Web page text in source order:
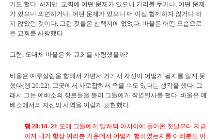
기도 했다. 하지만, 교회에 어떤 문제가 있으니 거리를 두거나, 어떤 문제
가 있으니 외면하거나, 어떤 문제가 있으니 더 이상 함께하지 않거나 하
지 않았던 것이다. 그런 것들은 선택지에 없었다. 바울은 어떤 모습으로
든 교회를 사랑했다.
그럼, 도대체 바울은 왜 교회를 사랑했을까?
바울은 예루살렘을 향해서 가면서 거기서 자신이 어떻게 될지를 알지 못
했다(행 20:22). 그곳에서 사로잡혀서 죽을 수도 있다는 생각을 했다. 그
래서 그는 에베소의 장로들을 불러 그들에게 작별인사를 했다. 바울은 에
베소에서의 자신의 사역을 이렇게 표현했다.
행 20:18–21 오매 그들에게 말하되 아시아에 들어온 첫날부터 지금
까지 내가 항상 여러분 가운데서 어떻게 행하였는지를 여러분도 아